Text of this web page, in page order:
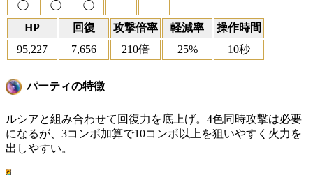
◯ ◯
◯
HP
回復 攻撃倍率 軽減率
操作時間
95,227
7,656 210倍 25% 10秒
パーティの特徴
ルシアと組み合わせて回復力を底上げ。4色同時攻撃は必要
になるが、3コンボ加算で10コンボ以上を狙いやすく火力を
出しやすい。